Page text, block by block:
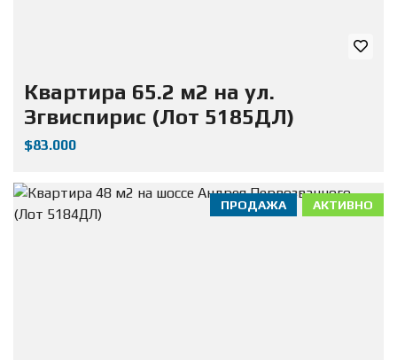
Квартира 65.2 м2 на ул.
Згвиспирис (Лот 5185ДЛ)
$83.000
АКТИВНО
ПРОДАЖА